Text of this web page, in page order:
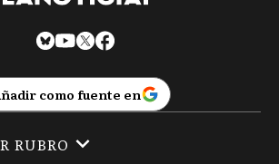
como fuente en
RUBRO